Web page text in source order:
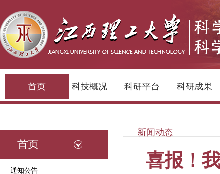
首页 科技概况 科研平台 科研成果
首页
通知公告
新闻动态
喜报！